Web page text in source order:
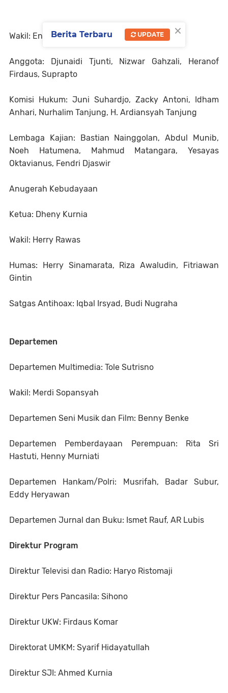
Wakil: Endro Surip Effendi
Anggota: Djunaidi Tjunti, Nizwar Gahzali, Heranof
Firdaus, Suprapto
Komisi Hukum: Juni Suhardjo, Zacky Antoni, Idham
Anhari, Nurhalim Tanjung, H. Ardiansyah Tanjung
Lembaga Kajian: Bastian Nainggolan, Abdul Munib,
Noeh Hatumena, Mahmud Matangara, Yesayas
Oktavianus, Fendri Djaswir
Anugerah Kebudayaan
Ketua: Dheny Kurnia
Wakil: Herry Rawas
Humas: Herry Sinamarata, Riza Awaludin, Fitriawan
Gintin
Satgas Antihoax: Iqbal Irsyad, Budi Nugraha
Departemen
Departemen Multimedia: Tole Sutrisno
Wakil: Merdi Sopansyah
Departemen Seni Musik dan Film: Benny Benke
Departemen Pemberdayaan Perempuan: Rita Sri
Hastuti, Henny Murniati
Departemen Hankam/Polri: Musrifah, Badar Subur,
Eddy Heryawan
Departemen Jurnal dan Buku: Ismet Rauf, AR Lubis
Direktur Program
Direktur Televisi dan Radio: Haryo Ristomaji
Direktur Pers Pancasila: Sihono
Direktur UKW: Firdaus Komar
Direktorat UMKM: Syarif Hidayatullah
Direktur SJI: Ahmed Kurnia
×
Berita Terbaru UPDATE